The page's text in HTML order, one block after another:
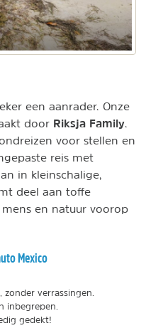
een aanrader. Onze
door Riksja Family
voor stellen en
reis met
in kleinschalige,
deel aan toffe
en natuur voorop
Mexico
zonder verrassingen.
inbegrepen.
gedekt!